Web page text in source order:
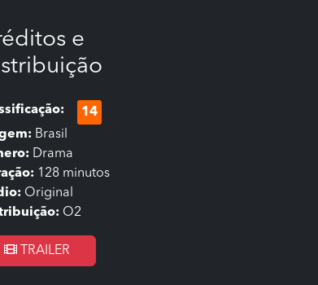
e
14
Brasil
Drama
128 minutos
Original
O2
TRAILER